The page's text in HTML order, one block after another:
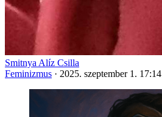
Smitnya Alíz Csilla
Feminizmus · 2025. szeptember 1. 17:14